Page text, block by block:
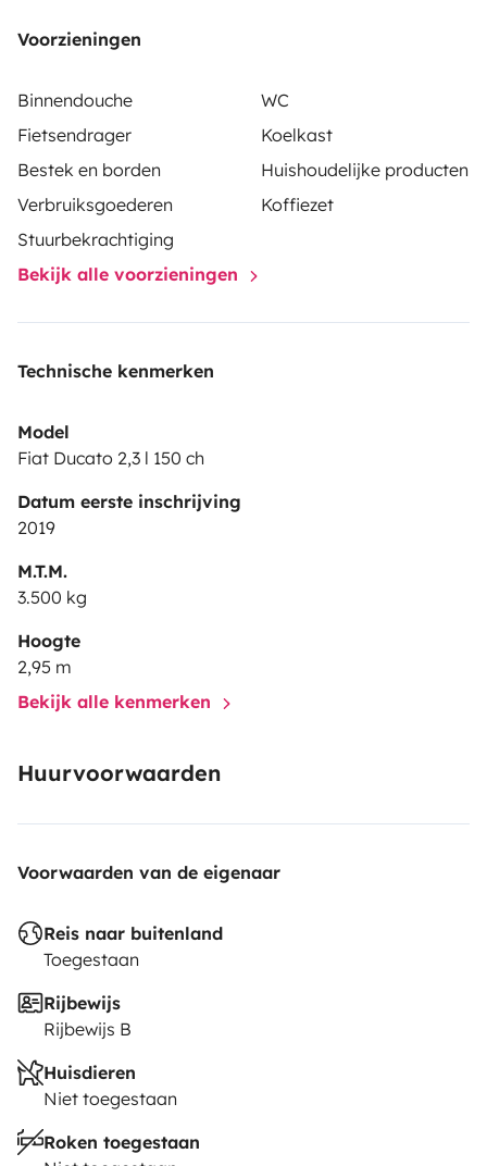
Voorzieningen
Binnendouche
WC
Fietsendrager
Koelkast
Bestek en borden
Huishoudelijke producten
Verbruiksgoederen
Koffiezet
Stuurbekrachtiging
Bekijk alle voorzieningen
Technische kenmerken
Model
Fiat Ducato 2,3 l 150 ch
Datum eerste inschrijving
2019
M.T.M.
3.500 kg
Hoogte
2,95 m
Bekijk alle kenmerken
Huurvoorwaarden
Voorwaarden van de eigenaar
Reis naar buitenland
Toegestaan
Rijbewijs
Rijbewijs B
Huisdieren
Niet toegestaan
Roken toegestaan